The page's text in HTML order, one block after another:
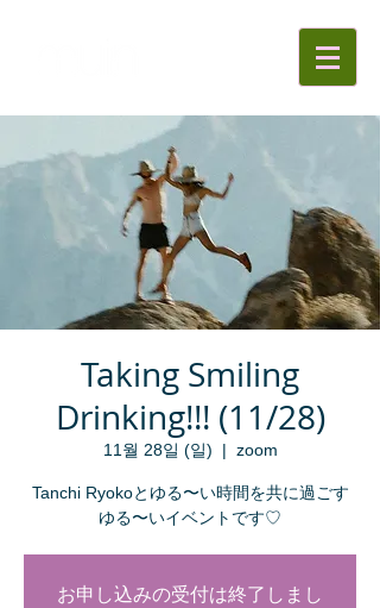
Taking Smiling
Drinking!!! (11/28)
11월 28일 (일)
  |
zoom
Tanchi Ryokoとゆる〜い時間を共に過ごす
ゆる〜いイベントです♡
お申し込みの受付は終了しまし